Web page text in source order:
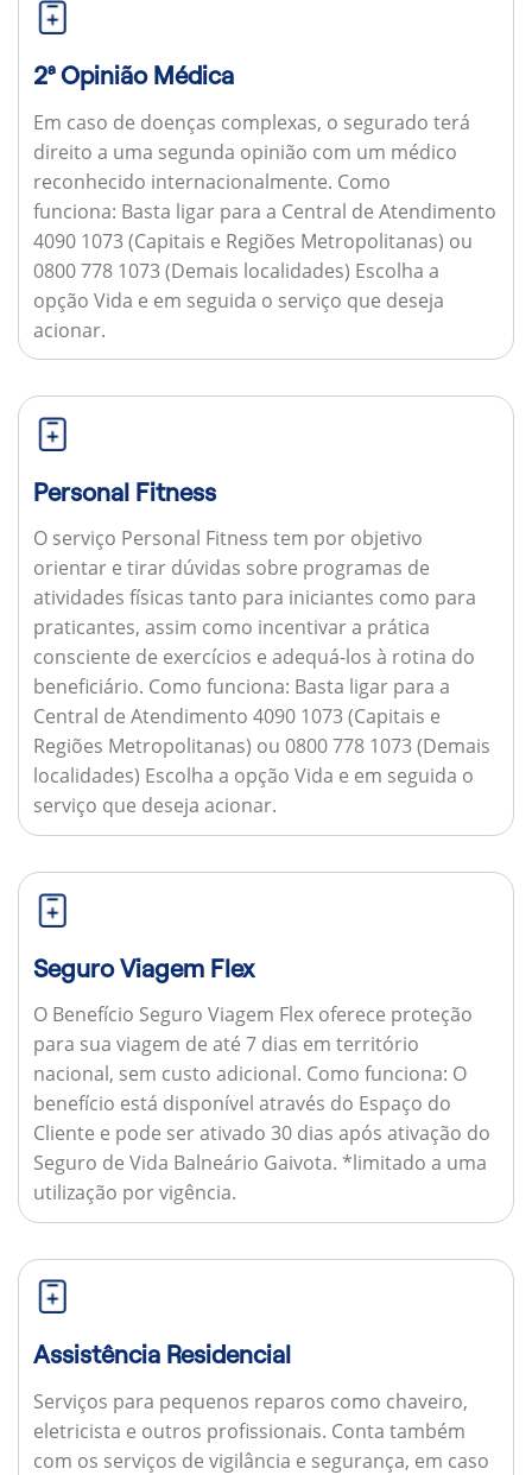
2ª Opinião Médica
Em caso de doenças complexas, o segurado terá
direito a uma segunda opinião com um médico
reconhecido internacionalmente. Como
funciona: Basta ligar para a Central de Atendimento
4090 1073 (Capitais e Regiões Metropolitanas) ou
0800 778 1073 (Demais localidades) Escolha a
opção Vida e em seguida o serviço que deseja
acionar.
Personal Fitness
O serviço Personal Fitness tem por objetivo
orientar e tirar dúvidas sobre programas de
atividades físicas tanto para iniciantes como para
praticantes, assim como incentivar a prática
consciente de exercícios e adequá-los à rotina do
beneficiário. Como funciona: Basta ligar para a
Central de Atendimento 4090 1073 (Capitais e
Regiões Metropolitanas) ou 0800 778 1073 (Demais
localidades) Escolha a opção Vida e em seguida o
serviço que deseja acionar.
Seguro Viagem Flex
O Benefício Seguro Viagem Flex oferece proteção
para sua viagem de até 7 dias em território
nacional, sem custo adicional. Como funciona: O
benefício está disponível através do Espaço do
Cliente e pode ser ativado 30 dias após ativação do
Seguro de Vida Balneário Gaivota. *limitado a uma
utilização por vigência.
Assistência Residencial
Serviços para pequenos reparos como chaveiro,
eletricista e outros profissionais. Conta também
com os serviços de vigilância e segurança, em caso